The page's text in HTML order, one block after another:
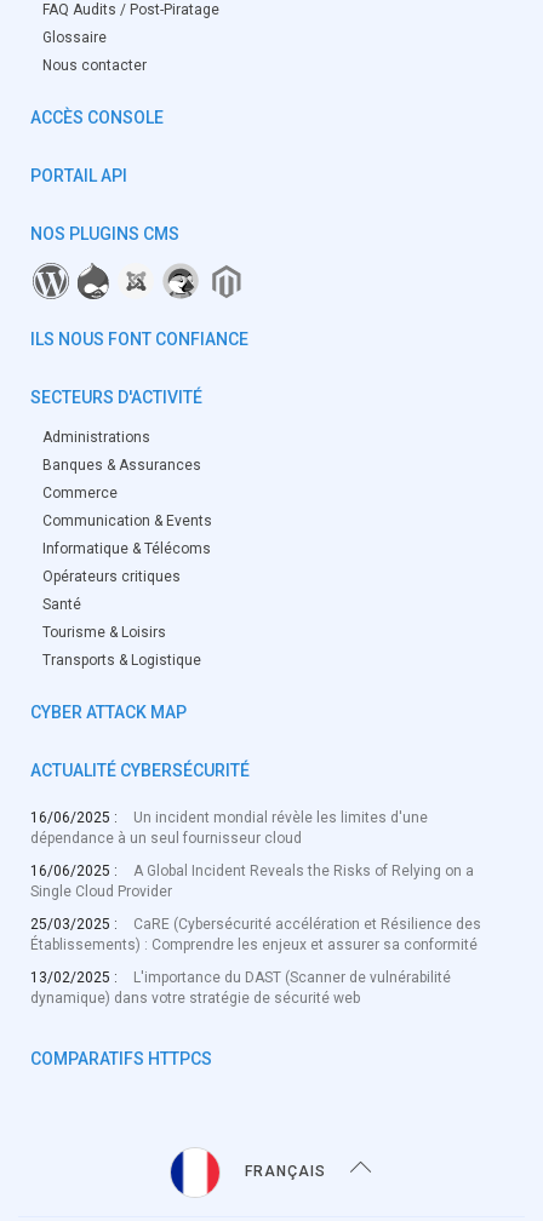
FAQ Audits / Post-Piratage
Glossaire
Nous contacter
ACCÈS CONSOLE
PORTAIL API
NOS PLUGINS CMS
ILS NOUS FONT CONFIANCE
SECTEURS D'ACTIVITÉ
Administrations
Banques & Assurances
Commerce
Communication & Events
Informatique & Télécoms
Opérateurs critiques
Santé
Tourisme & Loisirs
Transports & Logistique
CYBER ATTACK MAP
ACTUALITÉ CYBERSÉCURITÉ
16/06/2025 :
Un incident mondial révèle les limites d'une
dépendance à un seul fournisseur cloud
16/06/2025 :
A Global Incident Reveals the Risks of Relying on a
Single Cloud Provider
25/03/2025 :
CaRE (Cybersécurité accélération et Résilience des
Établissements) : Comprendre les enjeux et assurer sa conformité
13/02/2025 :
L'importance du DAST (Scanner de vulnérabilité
dynamique) dans votre stratégie de sécurité web
COMPARATIFS HTTPCS
FRANÇAIS